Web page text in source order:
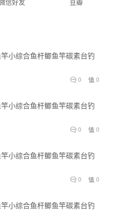
小综合鱼杆鲫鱼竿碳素台钓
0
0
小综合鱼杆鲫鱼竿碳素台钓
0
0
小综合鱼杆鲫鱼竿碳素台钓
0
0
小综合鱼杆鲫鱼竿碳素台钓